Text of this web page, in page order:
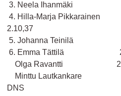
3. Neela Ihanmäki
4. Hilla-Marja
2.10,37
5. Johanna Teinilä
6. Emma Tättilä
Olga Ravantti
Minttu Lautkankare
DNS